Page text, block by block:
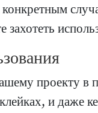
проекту в
и даже